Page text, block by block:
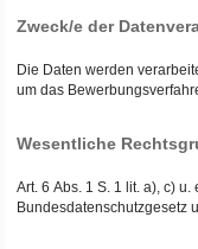
Zweck/e der
Die Daten werden
um das
Wesentliche
Art. 6 Abs. 1 S. 1 lit. a), c)
Bundesdatenschutzgesetz